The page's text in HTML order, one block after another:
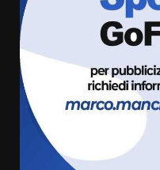
giusta”
8
“I
Banda”